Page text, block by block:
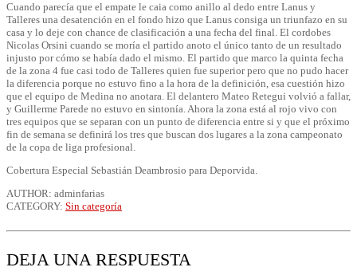
Cuando parecía que el empate le caia como anillo al dedo entre Lanus y
Talleres una desatención en el fondo hizo que Lanus consiga un triunfazo en su
casa y lo deje con chance de clasificación a una fecha del final. El cordobes
Nicolas Orsini cuando se moría el partido anoto el único tanto de un resultado
injusto por cómo se había dado el mismo. El partido que marco la quinta fecha
de la zona 4 fue casi todo de Talleres quien fue superior pero que no pudo hacer
la diferencia porque no estuvo fino a la hora de la definición, esa cuestión hizo
que el equipo de Medina no anotara. El delantero Mateo Retegui volvió a fallar,
y Guillerme Parede no estuvo en sintonía. Ahora la zona está al rojo vivo con
tres equipos que se separan con un punto de diferencia entre si y que el próximo
fin de semana se definirá los tres que buscan dos lugares a la zona campeonato
de la copa de liga profesional.
Cobertura Especial Sebastián Deambrosio para Deporvida.
AUTHOR: adminfarias
CATEGORY: Sin categoría
DEJA UNA RESPUESTA